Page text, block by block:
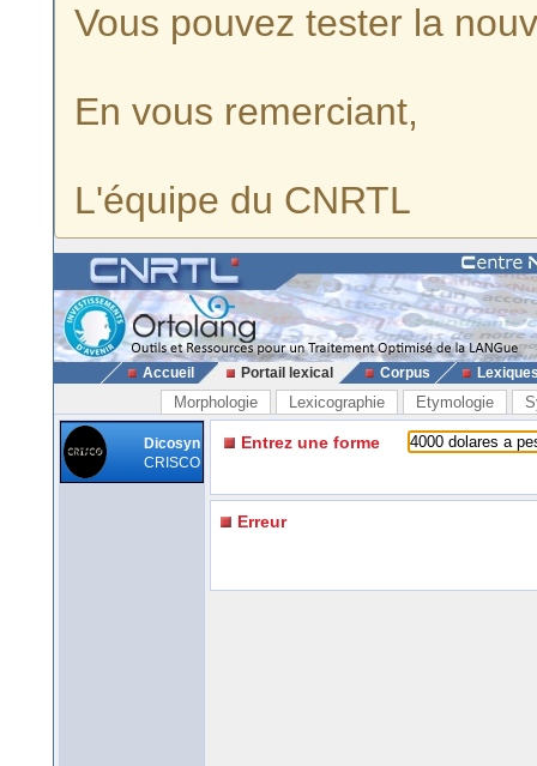
Vous pouvez tester la
En vous remerciant,
L'équipe du CNRTL
Accueil Portail lexical Corpus
Morphologie Lexicographie Etymologie
Dicosyn
CRISCO
Entrez une forme
Erreur